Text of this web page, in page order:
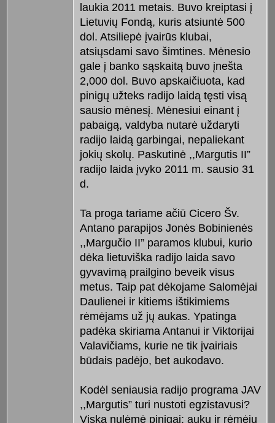
laukia 2011 metais. Buvo kreiptasi į
Lietuvių Fondą, kuris atsiuntė 500
dol. Atsiliepė įvairūs klubai,
atsiųsdami savo šimtines. Mėnesio
gale į banko sąskaitą buvo įnešta
2,000 dol. Buvo apskaičiuota, kad
pinigų užteks radijo laidą tęsti visą
sausio mėnesį. Mėnesiui einant į
pabaigą, valdyba nutarė uždaryti
radijo laidą garbingai, nepaliekant
jokių skolų. Paskutinė ,,Margutis II”
radijo laida įvyko 2011 m. sausio 31
d.
Ta proga tariame ačiū Cicero Šv.
Antano parapijos Jonės Bobinienės
,,Margučio II” paramos klubui, kurio
dėka lietuviška radijo laida savo
gyvavimą prailgino beveik visus
metus. Taip pat dėkojame Salomėjai
Daulienei ir kitiems ištikimiems
rėmėjams už jų aukas. Ypatinga
padėka skiriama Antanui ir Viktorijai
Valavičiams, kurie ne tik įvairiais
būdais padėjo, bet aukodavo.
Kodėl seniausia radijo programa JAV
,,Margutis” turi nustoti egzistavusi?
Viską nulėmė pinigai: aukų ir rėmėjų